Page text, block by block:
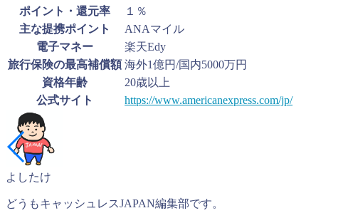
ポイント・還元率
１％
主な提携ポイント
ANAマイル
電子マネー
楽天Edy
旅行保険の最高補償額 海外1億円/国内5000万円
資格年齢
20歳以上
公式サイト
https://www.americanexpress.com/jp/
よしたけ
どうもキャッシュレスJAPAN編集部です。